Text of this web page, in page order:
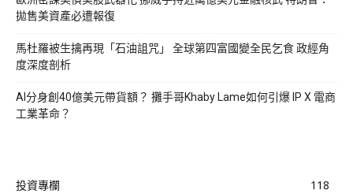
拋售美資產必遭報復
馬杜羅被生擒再現「石油詛咒」 全球第四富國變全民乞食 政經角
度深度剖析
AI分身創40億美元帶貨額？ 攤手哥Khaby Lame如何引爆 IP X 電商
工業革命？
投資專欄
118